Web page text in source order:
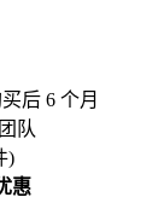
后 6 个月
队
)
惠